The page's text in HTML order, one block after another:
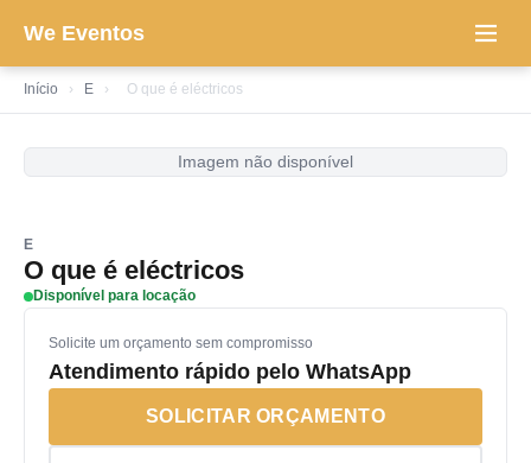
We Eventos
Início › E › O que é eléctricos
Imagem não disponível
E
O que é eléctricos
Disponível para locação
Solicite um orçamento sem compromisso
Atendimento rápido pelo WhatsApp
SOLICITAR ORÇAMENTO